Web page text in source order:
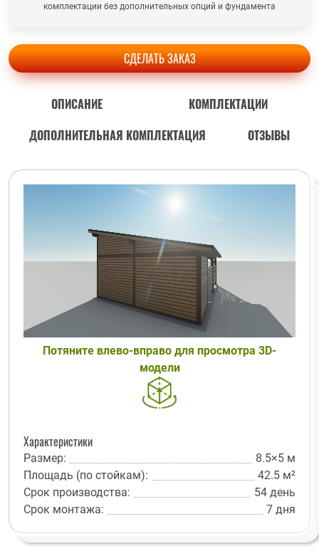
комплектации без дополнительных опций и фундамента
СДЕЛАТЬ ЗАКАЗ
ОПИСАНИЕ
КОМПЛЕКТАЦИИ
ДОПОЛНИТЕЛЬНАЯ КОМПЛЕКТАЦИЯ
ОТЗЫВЫ
Потяните влево-вправо для просмотра 3D-
модели
Характеристики
Размер:
8.5×5 м
Площадь (по стойкам):
42.5 м²
Срок производства:
54 день
Срок монтажа:
7 дня